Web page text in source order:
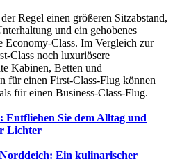
Regel einen größeren Sitzabstand,
und ein gehobenes
Economy-Class. Im Vergleich zur
Class noch luxuriösere
Kabinen, Betten und
für einen First-Class-Flug können
für einen Business-Class-Flug.
Sie dem Alltag und
Lichter
Ein kulinarischer